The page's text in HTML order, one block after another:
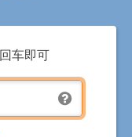
车即可